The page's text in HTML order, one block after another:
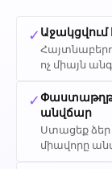
✓ Աջակցվում
ոչ միայն
✓
անվճար
Ստացեք
միավորը